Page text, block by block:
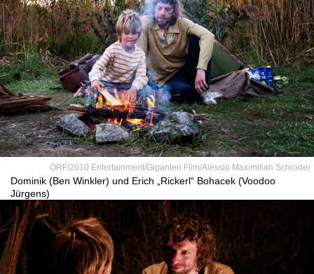
ORF/2010 Entertainment/Giganten Film/Alessio Maximilian Schroder
Dominik (Ben Winkler) und Erich „Rickerl“ Bohacek (Voodoo
Jürgens)